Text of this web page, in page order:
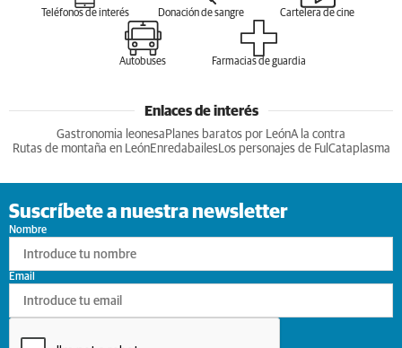
Teléfonos de interés Donación de sangre Cartelera de cine
Autobuses Farmacias de guardia
Enlaces de interés
Gastronomia leonesa Planes baratos por LeónA la contra
Rutas de montaña en LeónEnredabailesLos personajes de Ful Cataplasma
Suscríbete a nuestra newsletter
Nombre
Email